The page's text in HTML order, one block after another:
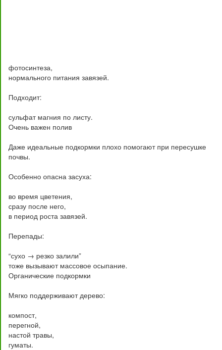
фотосинтеза,
нормального питания завязей.
Подходит:
сульфат магния по листу.
Очень важен полив
Даже идеальные подкормки плохо помогают при пересушке
почвы.
Особенно опасна засуха:
во время цветения,
сразу после него,
в период роста завязей.
Перепады:
“сухо → резко залили”
тоже вызывают массовое осыпание.
Органические подкормки
Мягко поддерживают дерево:
компост,
перегной,
настой травы,
гуматы.